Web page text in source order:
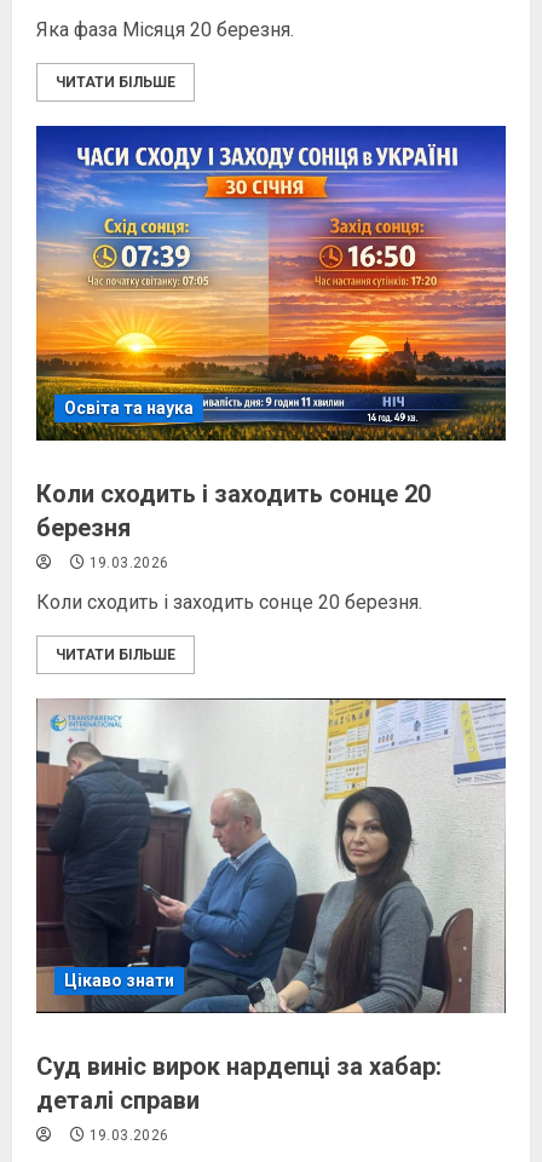
Яка фаза Місяця 20 березня.
ЧИТАТИ БІЛЬШЕ
Освіта та наука
Коли сходить і заходить сонце 20
березня
19.03.2026
Коли сходить і заходить сонце 20 березня.
ЧИТАТИ БІЛЬШЕ
Цікаво знати
Суд виніс вирок нардепці за хабар:
деталі справи
19.03.2026